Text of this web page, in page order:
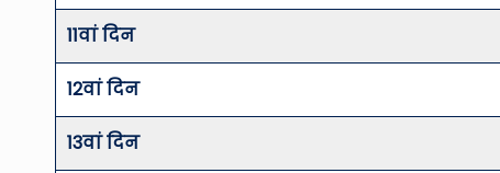
11वां दिन
12वां दिन
13वां दिन